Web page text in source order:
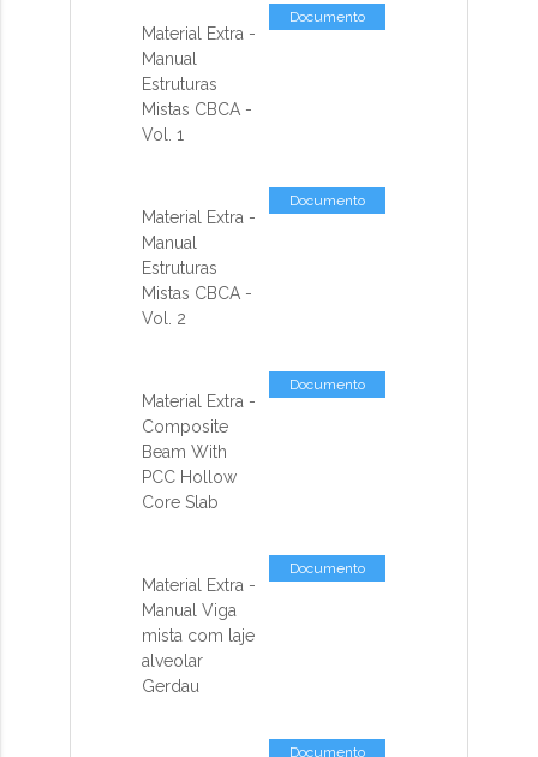
Material Extra -
Manual
Estruturas
Mistas CBCA -
Vol. 1
Documento
Material Extra -
Manual
Estruturas
Mistas CBCA -
Vol. 2
Documento
Material Extra -
Composite
Beam With
PCC Hollow
Core Slab
Documento
Material Extra -
Manual Viga
mista com laje
alveolar
Gerdau
Documento
Documento